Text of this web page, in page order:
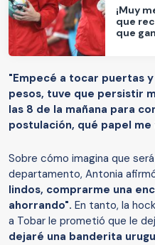
¡Muy
que
que
"Empecé a tocar puertas
pesos, tuve que persistir
las 8 de la mañana para
postulación, qué papel
Sobre cómo imagina que
departamento, Antonia
lindos, comprarme una
ahorrando". En tanto, la
a Tobar le prometió que le
dejaré una banderita